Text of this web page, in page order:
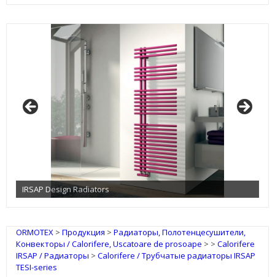
TECE Инсталляции
ORMOTEX > Продукция > Радиаторы, Полотенцесушители,
Конвекторы / Calorifere, Uscatoare de prosoape > > Calorifere
IRSAP / Радиаторы > Calorifere / Трубчатые радиаторы IRSAP
TESI-series